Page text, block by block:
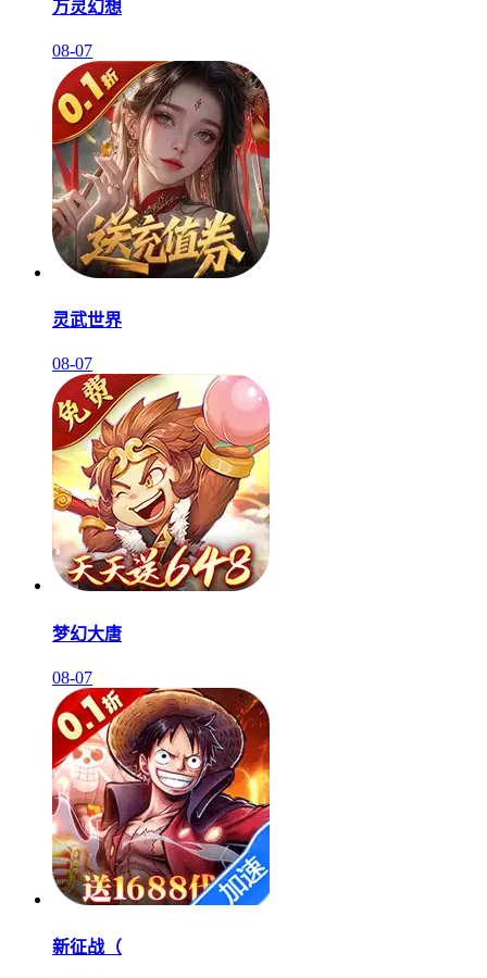
万灵幻想
08-07
灵武世界
08-07
梦幻大唐
08-07
新征战（